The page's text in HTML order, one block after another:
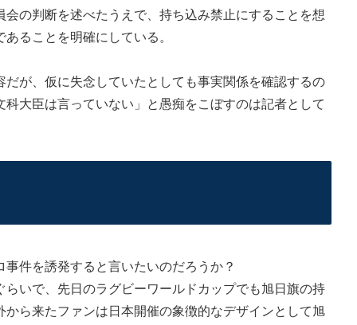
の判断を述べたうえで、持ち込み禁止にすることを想
ることを明確にしている。
が、仮に失念していたとしても事実関係を確認するの
大臣は言っていない」と愚痴をこぼすのは記者として
件を誘発すると言いたいのだろうか？
いで、先日のラグビーワールドカップでも旭日旗の持
ら来たファンは日本開催の象徴的なデザインとして旭